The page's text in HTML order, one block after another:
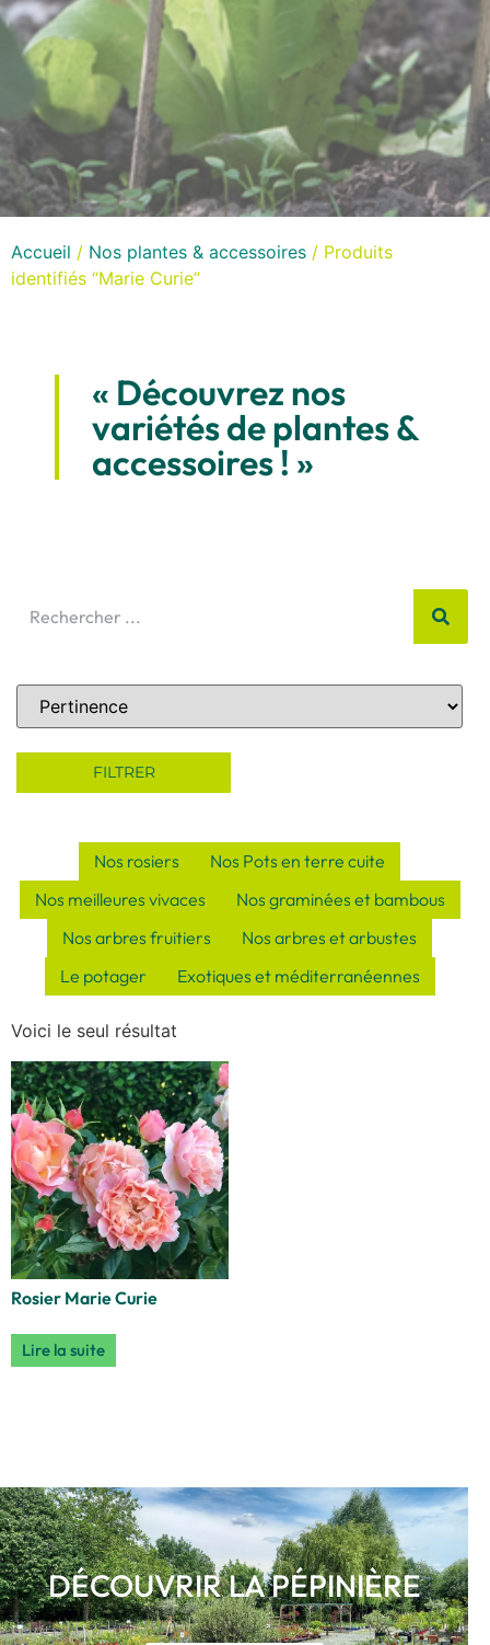
Accueil / Nos plantes & accessoires / Produits
identifiés “Marie Curie”
« Découvrez nos
variétés de plantes &
accessoires ! »
Sort Products
FILTRER
Nos rosiers
Nos Pots en terre cuite
Nos meilleures vivaces
Nos graminées et bambous
Nos arbres fruitiers
Nos arbres et arbustes
Le potager
Exotiques et méditerranéennes
Voici le seul résultat
Rosier Marie Curie
Lire la suite
DÉCOUVRIR LA PÉPINIÈRE